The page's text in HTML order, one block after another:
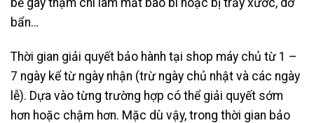
bẩn…
Thời gian giải quyết bảo hành tại shop máy chủ từ 1 –
7 ngày kể từ ngày nhận (trừ ngày chủ nhật và các ngày
lễ). Dựa vào từng trường hợp có thể giải quyết sớm
hơn hoặc chậm hơn. Mặc dù vậy, trong thời gian bảo